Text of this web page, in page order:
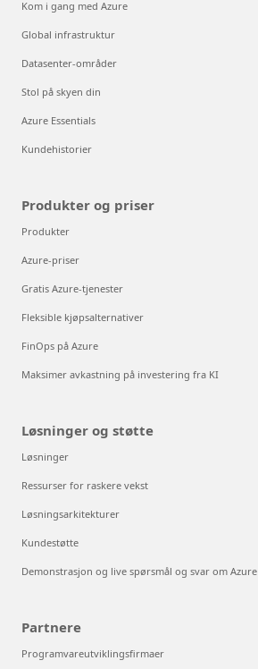
Kom i gang med Azure
Global infrastruktur
Datasenter-områder
Stol på skyen din
Azure Essentials
Kundehistorier
Produkter og priser
Produkter
Azure-priser
Gratis Azure-tjenester
Fleksible kjøpsalternativer
FinOps på Azure
Maksimer avkastning på investering fra KI
Løsninger og støtte
Løsninger
Ressurser for raskere vekst
Løsningsarkitekturer
Kundestøtte
Demonstrasjon og live spørsmål og svar om Azure
Partnere
Programvareutviklingsfirmaer